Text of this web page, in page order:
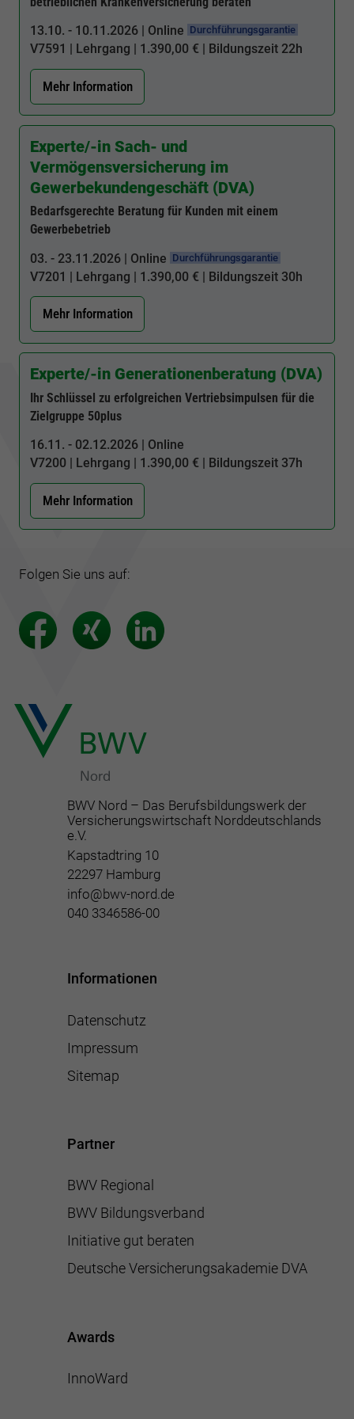
13.10. - 10.11.2026 | Online Durchführungsgarantie
V7591 | Lehrgang | 1.390,00 € | Bildungszeit 22h
Mehr Information
Experte/-in Sach- und
Vermögensversicherung im
Gewerbekundengeschäft (DVA)
Bedarfsgerechte Beratung für Kunden mit einem
Gewerbebetrieb
03. - 23.11.2026 | Online Durchführungsgarantie
V7201 | Lehrgang | 1.390,00 € | Bildungszeit 30h
Mehr Information
Experte/-in Generationenberatung (DVA)
Ihr Schlüssel zu erfolgreichen Vertriebsimpulsen für die
Zielgruppe 50plus
16.11. - 02.12.2026 | Online
V7200 | Lehrgang | 1.390,00 € | Bildungszeit 37h
Mehr Information
Folgen Sie uns auf:
BWV Nord – Das Berufsbildungswerk der
Versicherungswirtschaft Norddeutschlands
e.V.
Kapstadtring 10
22297 Hamburg
info@bwv-nord.de
040 3346586-00
Informationen
Datenschutz
Impressum
Sitemap
Partner
BWV Regional
BWV Bildungsverband
Initiative gut beraten
Deutsche Versicherungsakademie DVA
Awards
InnoWard